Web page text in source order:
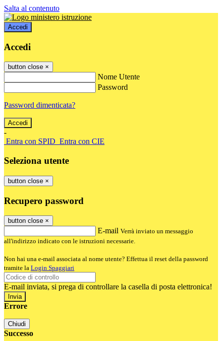
Salta al contenuto
Accedi
Accedi
button close ×
Nome Utente
Password
Password dimenticata?
-
Entra con SPID Entra con CIE
Seleziona utente
button close ×
Recupero password
button close ×
E-mail Verrà inviato un messaggio
all'indirizzo indicato con le istruzioni necessarie.
Non hai una e-mail associata al nome utente? Effettua il reset della password
tramite la Login Spaggiari
E-mail inviata, si prega di controllare la casella di posta elettronica!
Errore
Chiudi
Successo